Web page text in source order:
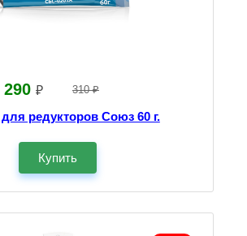
290 ₽ 310 ₽
редукторов Союз 60 г.
Купить